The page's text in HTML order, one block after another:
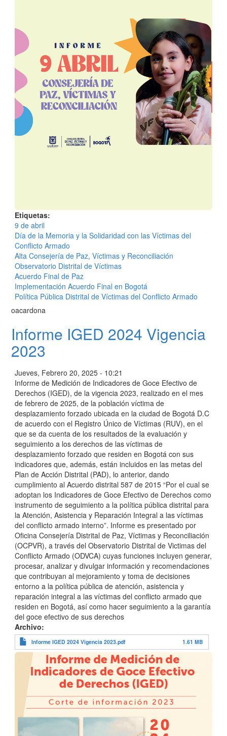
Etiquetas
9 de abril
Día de la Memoria y la Solidaridad con las Víctimas del
Conflicto Armado
Alta Consejería de Paz, Víctimas y Reconciliación
Observatorio Distrital de Víctimas
Acuerdo Final de Paz
Implementación Acuerdo Final en Bogotá
Política Pública Distrital de Víctimas del Conflicto Armado
oacardona
Informe IGED 2024 Vigencia
2023
Jueves, Febrero 20, 2025 - 10:21
Informe de Medición de Indicadores de Goce Efectivo de
Derechos (IGED), de la vigencia 2023, realizado en el mes
de febrero de 2025, de la población víctima de
desplazamiento forzado ubicada en la ciudad de Bogotá D.C
de acuerdo con el Registro Único de Víctimas (RUV), en el
que se da cuenta de los resultados de la evaluación y
seguimiento a los derechos de las víctimas de
desplazamiento forzado que residen en Bogotá con sus
indicadores que, además, están incluidos en las metas del
Plan de Acción Distrital (PAD), lo anterior, dando
cumplimiento al Acuerdo distrital 587 de 2015 “Por el cual se
adoptan los Indicadores de Goce Efectivo de Derechos como
instrumento de seguimiento a la política pública distrital para
la Atención, Asistencia y Reparación Integral a las víctimas
del conflicto armado interno”. Informe es presentado por
Oficina Consejería Distrital de Paz, Víctimas y Reconciliación
(OCPVR), a través del Observatorio Distrital de Victimas del
Conflicto Armado (ODVCA) cuyas funciones incluyen generar,
procesar, analizar y divulgar información y recomendaciones
que contribuyan al mejoramiento y toma de decisiones
entorno a la política pública de atención, asistencia y
reparación integral a las víctimas del conflicto armado que
residen en Bogotá, así como hacer seguimiento a la garantía
del goce efectivo de sus derechos
Archivo
Informe IGED 2024 Vigencia 2023.pdf 1.61 MB